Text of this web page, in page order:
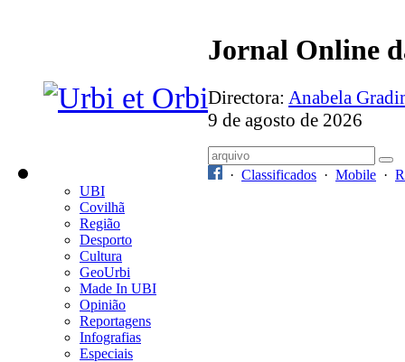
Jornal Online
Directora: Anabela
9 de agosto de 2026
· Classificados · Mobile ·
UBI
Covilhã
Região
Desporto
Cultura
GeoUrbi
Made In UBI
Opinião
Reportagens
Infografias
Especiais